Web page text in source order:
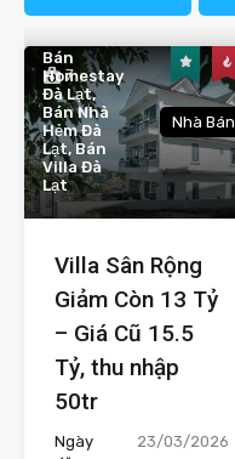
7
Bán
Homestay
Đà Lạt,
Bán Nhà
Hẻm Đà
Lạt, Bán
Villa Đà
Lạt
Nhà Bán
Villa Sân Rộng
Giảm Còn 13 Tỷ
– Giá Cũ 15.5
Tỷ, thu nhập
50tr
Ngày
23/03/2026